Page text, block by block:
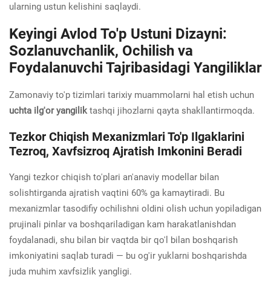
ularning ustun kelishini saqlaydi.
Keyingi Avlod To'p Ustuni Dizayni:
Sozlanuvchanlik, Ochilish va
Foydalanuvchi Tajribasidagi Yangiliklar
Zamonaviy to'p tizimlari tarixiy muammolarni hal etish uchun
uchta ilg'or yangiliktashqi jihozlarni qayta shakllantirmoqda.
Tezkor Chiqish Mexanizmlari To'p Ilgaklarini
Tezroq, Xavfsizroq Ajratish Imkonini Beradi
Yangi tezkor chiqish to'plari an'anaviy modellar bilan
solishtirganda ajratish vaqtini 60% ga kamaytiradi. Bu
mexanizmlar tasodifiy ochilishni oldini olish uchun yopiladigan
prujinali pinlar va boshqariladigan kam harakatlanishdan
foydalanadi, shu bilan bir vaqtda bir qo'l bilan boshqarish
imkoniyatini saqlab turadi — bu og'ir yuklarni boshqarishda
juda muhim xavfsizlik yangligi.